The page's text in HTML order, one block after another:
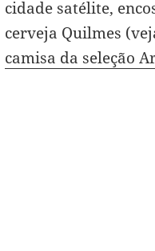
cidade satélite,
cerveja Quilmes
camisa da seleção